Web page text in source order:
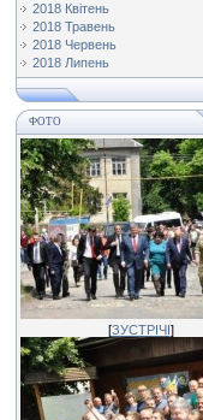
2018 Квітень
2018 Травень
2018 Червень
2018 Липень
ФОТО
[ЗУСТРІЧІ]